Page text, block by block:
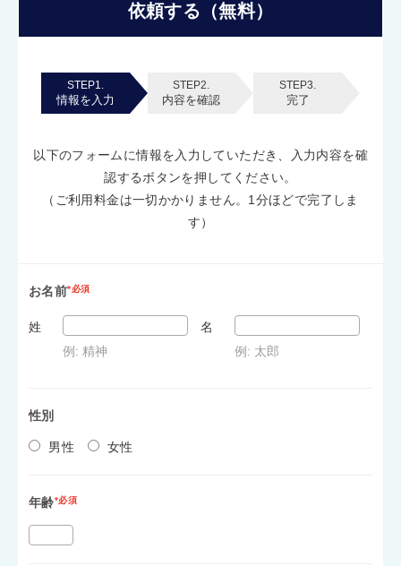
依頼する（無料）
STEP1.
情報を入力
STEP2.
内容を確認
STEP3.
完了
以下のフォームに情報を入力していただき、入力内容を確
認するボタンを押してください。
（ご利用料金は一切かかりません。1分ほどで完了しま
す）
お名前*必須
姓
例: 精神
名
例: 太郎
性別
男性 女性
年齢*必須